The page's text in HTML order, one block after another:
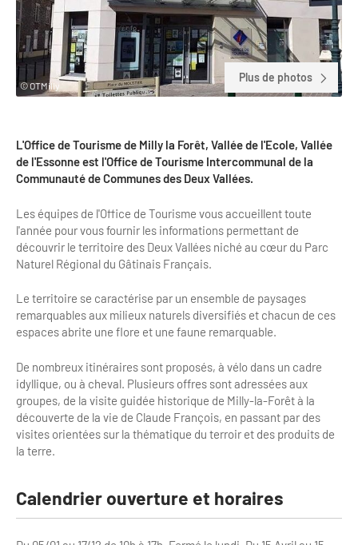
Clientèles lointaines
Clientèles spécifiques
Etudes et enquêtes
Dispositifs d'enquêtes
Chiffres clés de la destination
Repères annuel
La liste des OT d'Île-de-France
APIDAE
Offres d'emplois et de stages
Mode d'emploi formations
Formations inter-filières
Formations OT
Ateliers
Webinaires
E-learning
Bilan des actions de professionnalisation
Améliorer l’expérience de vos visiteurs
Besoins et attentes des visiteurs
Partage d'expériences professionnelles
Labels, Certifications et Normes
Restaurants impressionnistes
Hébergements impressionnistes
Offre culturelle impressionniste
Activités
Musée - Monuments - Châteaux
Croisiéristes/Bateaux
Parcs d’attractions et animaliers
Expériences et visites
Golfs
City Tours
Incentive et team building
Agences Réceptives et évènementielles
© OTMilly
Plus de photos
L'Office de Tourisme de Milly la Forêt, Vallée de l'Ecole, Vallée
de l'Essonne est l'Office de Tourisme Intercommunal de la
Communauté de Communes des Deux Vallées.
Les équipes de l'Office de Tourisme vous accueillent toute
l'année pour vous fournir les informations permettant de
découvrir le territoire des Deux Vallées niché au cœur du Parc
Naturel Régional du Gâtinais Français.
Le territoire se caractérise par un ensemble de paysages
remarquables aux milieux naturels diversifiés et chacun de ces
espaces abrite une flore et une faune remarquable.
De nombreux itinéraires sont proposés, à vélo dans un cadre
idyllique, ou à cheval. Plusieurs offres sont adressées aux
groupes, de la visite guidée historique de Milly-la-Forêt à la
découverte de la vie de Claude François, en passant par des
visites orientées sur la thématique du terroir et des produits de
la terre.
Calendrier ouverture et horaires